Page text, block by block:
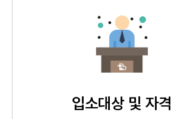
입소대상 및 자격